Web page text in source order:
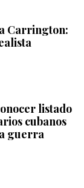
Carrington:
listado
cubanos
guerra